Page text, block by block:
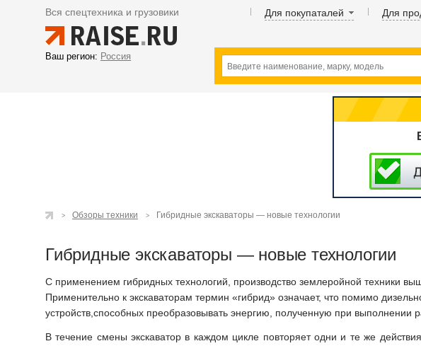
Вся спецтехника и грузовики Для покупаталей Для
Ваш регион: Россия
Обзоры техники Гибридные экскаваторы — новые технологии
Гибридные экскаваторы — новые технологии
С применением гибридных технологий, производство землеройной техники
Применительно к экскаваторам термин «гибрид» означает, что помимо
устройств,способных преобразовывать энергию, полученную при выполнении
В течение смены экскаватор в каждом цикле повторяет одни и те же